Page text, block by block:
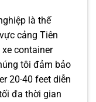
là thế
cảng Tiên
container
tôi đảm bảo
20-40 feet diễn
đa thời gian